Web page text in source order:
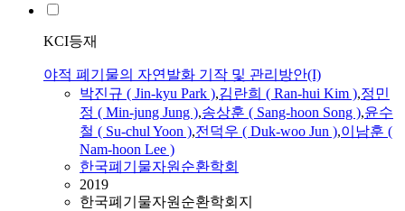
KCI등재
야적 폐기물의 자연발화 기작 및 관리방안(I)
박진규 ( Jin-kyu Park ),김란희 ( Ran-hui Kim ),정민
정 ( Min-jung Jung ),송상훈 ( Sang-hoon Song ),윤수
철 ( Su-chul Yoon ),전덕우 ( Duk-woo Jun ),이남훈 (
Nam-hoon Lee )
한국폐기물자원순환학회
2019
한국폐기물자원순환학회지